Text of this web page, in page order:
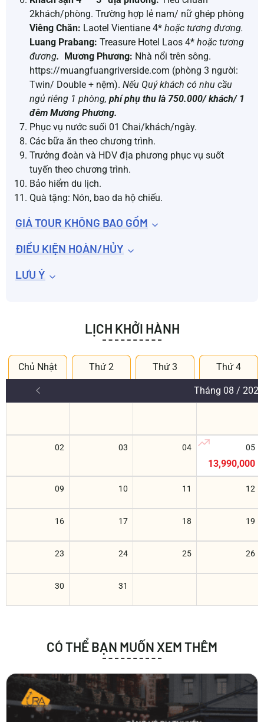
2khách/phòng. Trường hợp lẻ nam/ nữ ghép phòng
Viêng Chăn: Laotel Vientiane 4* hoặc tương đương.
Luang Prabang: Treasure Hotel Laos 4*hoặc tương
đương. Mương Phương: Nhà nổi trên sông.
https://muangfuangriverside.com (phòng 3 người:
Twin/ Double + nệm).Nếu Quý khách có nhu cầu
ngủ riêng 1 phòng,phí phụ thu là 750.000/ khách/ 1
đêm Mương Phương.
Phục vụ nước suối 01 Chai/khách/ngày.
Các bữa ăn theo chương trình.
Trưởng đoàn và HDV địa phương phục vụ suốt
tuyến theo chương trình.
Bảo hiểm du lịch.
Quà tặng: Nón, bao da hộ chiếu.
GIÁ TOUR KHÔNG BAO GỒM
ĐIỀU KIỆN HOÀN/HỦY
LƯU Ý
LỊCH KHỞI HÀNH
Chủ Nhật Thứ 2 Thứ 3 Thứ 4
Tháng 08 / 2026
02 03 04 05
13,990,000
09 10 11 12
16 17 18 19
23 24 25 26
30 31
CÓ THỂ BẠN MUỐN XEM THÊM